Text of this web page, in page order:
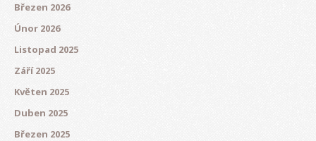
Březen 2026
Únor 2026
Listopad 2025
Září 2025
Květen 2025
Duben 2025
Březen 2025